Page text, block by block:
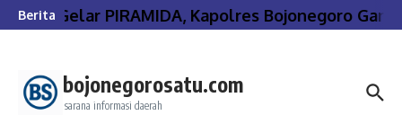
Lewati ke konten
BeritaGelar PIRAMIDA, Kapolres Bojonegoro
bojonegorosatu.com
sarana informasi daerah